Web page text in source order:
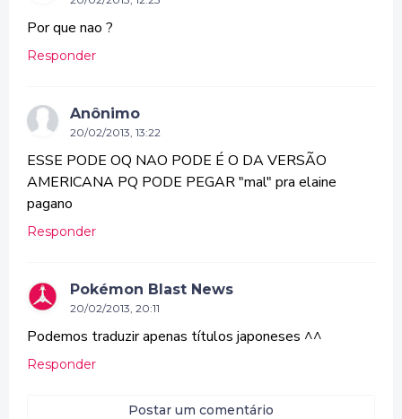
Por que nao ?
Responder
Anônimo
20/02/2013, 13:22
ESSE PODE OQ NAO PODE É O DA VERSÃO
AMERICANA PQ PODE PEGAR "mal" pra elaine
pagano
Responder
Pokémon Blast News
20/02/2013, 20:11
Podemos traduzir apenas títulos japoneses ^^
Responder
Postar um comentário